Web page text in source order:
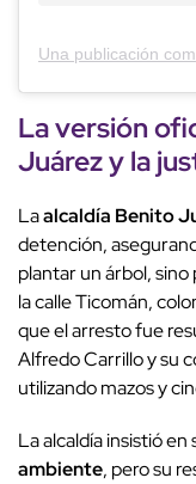
La versión
Juárez y la
Laalcaldía Benito
detención,
plantar un árbol, sino
la calle Ticomán,
que el arresto fue
Alfredo Carrillo y su
utilizando mazos y
La alcaldía insistió
ambiente, pero su